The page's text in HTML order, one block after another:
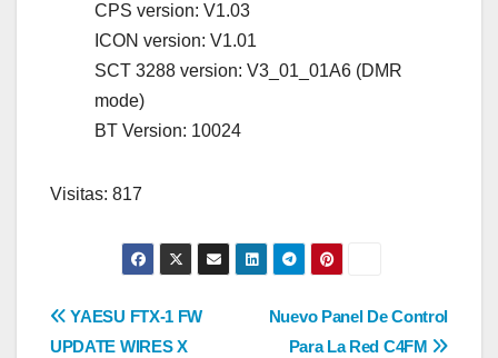
CPS version: V1.03
ICON version: V1.01
SCT 3288 version: V3_01_01A6 (DMR
mode)
BT Version: 10024
Visitas: 817
Navegación
Nuevo Panel De Control
Para La Red C4FM
YAESU FTX-1 FW
UPDATE WIRES X